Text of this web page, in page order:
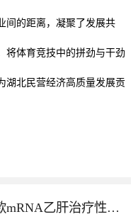
间的距离，凝聚了发展共
将体育竞技中的拼劲与干劲
湖北民营经济高质量发展贡
治疗性疫苗在多国获批临床